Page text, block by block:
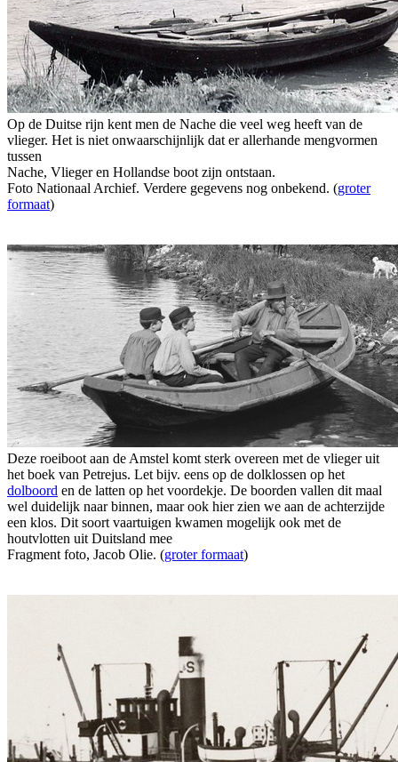
Op de Duitse rijn kent men de Nache die veel weg heeft van de
vlieger. Het is niet onwaarschijnlijk dat er allerhande mengvormen
tussen
Nache, Vlieger en Hollandse boot zijn ontstaan.
Foto Nationaal Archief. Verdere gegevens nog onbekend. (groter
formaat)
Deze roeiboot aan de Amstel komt sterk overeen met de vlieger uit
het boek van Petrejus. Let bijv. eens op de dolklossen op het
dolboord en de latten op het voordekje. De boorden vallen dit maal
wel duidelijk naar binnen, maar ook hier zien we aan de achterzijde
een klos. Dit soort vaartuigen kwamen mogelijk ook met de
houtvlotten uit Duitsland mee
Fragment foto, Jacob Olie. (groter formaat)